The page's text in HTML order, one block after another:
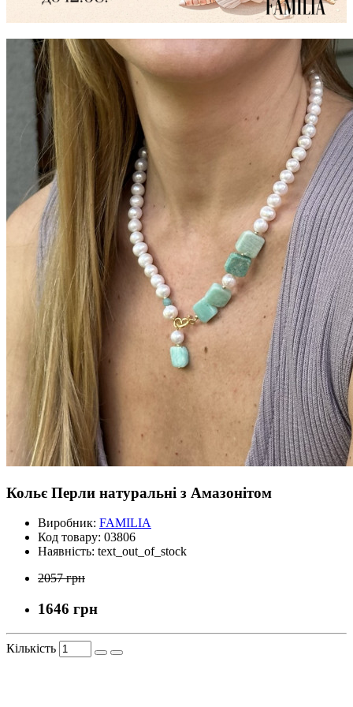
Кольє Перли натуральні з Амазонітом
Виробник: FAMILIA
Код товару: 03806
Наявність: text_out_of_stock
2057 грн
1646 грн
Кількість